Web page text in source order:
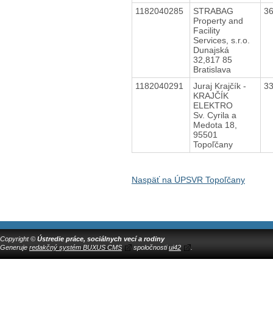
1182040285
STRABAG
Property and
Facility
Services, s.r.o.
Dunajská
32,817 85
Bratislava
1182040291
Juraj Krajčík -
KRAJČÍK
ELEKTRO
Sv. Cyrila a
Medota 18,
95501
Topoľčany
Naspäť na ÚPSVR Topoľčany
Copyright © Ústredie práce, sociálnych vecí a rodiny
Generuje redakčný systém BUXUS CMS spoločnostiui42